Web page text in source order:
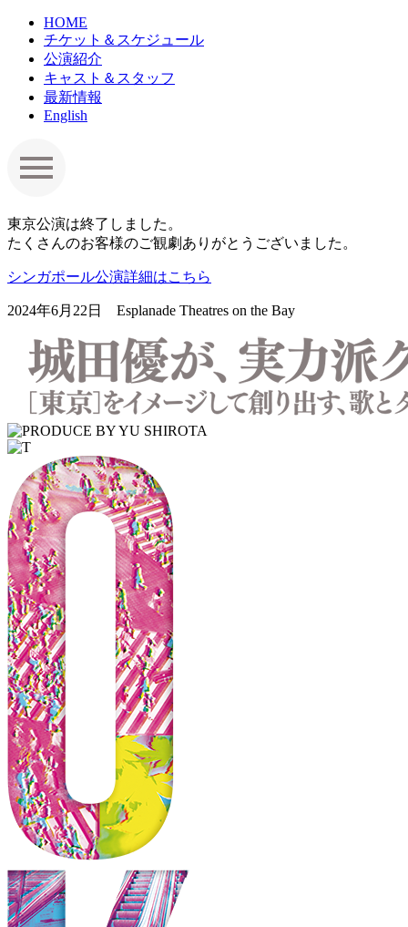
HOME
チケット＆スケジュール
公演紹介
キャスト＆スタッフ
最新情報
English
東京公演は終了しました。
たくさんのお客様のご観劇ありがとうございました。
シンガポール公演詳細はこちら
2024年6月22日 Esplanade Theatres on the Bay